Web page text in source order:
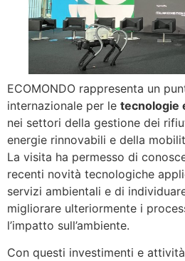
ECOMONDO rappresenta un
internazionale per le tecnologie
nei settori della gestione dei
energie rinnovabili e della
La visita ha permesso di
recenti novità tecnologiche
servizi ambientali e di
migliorare ulteriormente i
l’impatto sull’ambiente.
Con questi investimenti e